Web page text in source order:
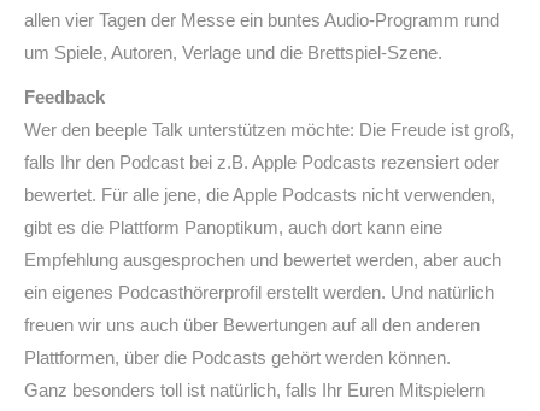
allen vier Tagen der Messe ein buntes Audio-Programm rund
um Spiele, Autoren, Verlage und die Brettspiel-Szene.
Feedback
Wer den beeple Talk unterstützen möchte: Die Freude ist groß,
falls Ihr den Podcast bei z.B. Apple Podcasts rezensiert oder
bewertet. Für alle jene, die Apple Podcasts nicht verwenden,
gibt es die Plattform Panoptikum, auch dort kann eine
Empfehlung ausgesprochen und bewertet werden, aber auch
ein eigenes Podcasthörerprofil erstellt werden. Und natürlich
freuen wir uns auch über Bewertungen auf all den anderen
Plattformen, über die Podcasts gehört werden können.
Ganz besonders toll ist natürlich, falls Ihr Euren Mitspielern